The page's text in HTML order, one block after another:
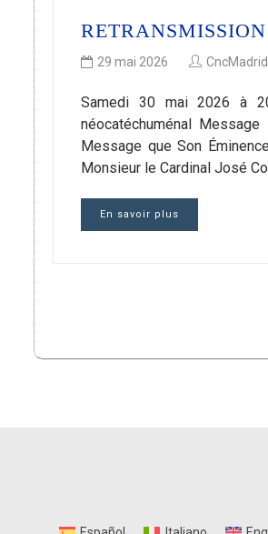
29 mai 2026 CncMadrid
Samedi 30 mai 2026 à
néocatéchuménal
Message que Son
Monsieur le Cardinal José
En savoir plus
DES